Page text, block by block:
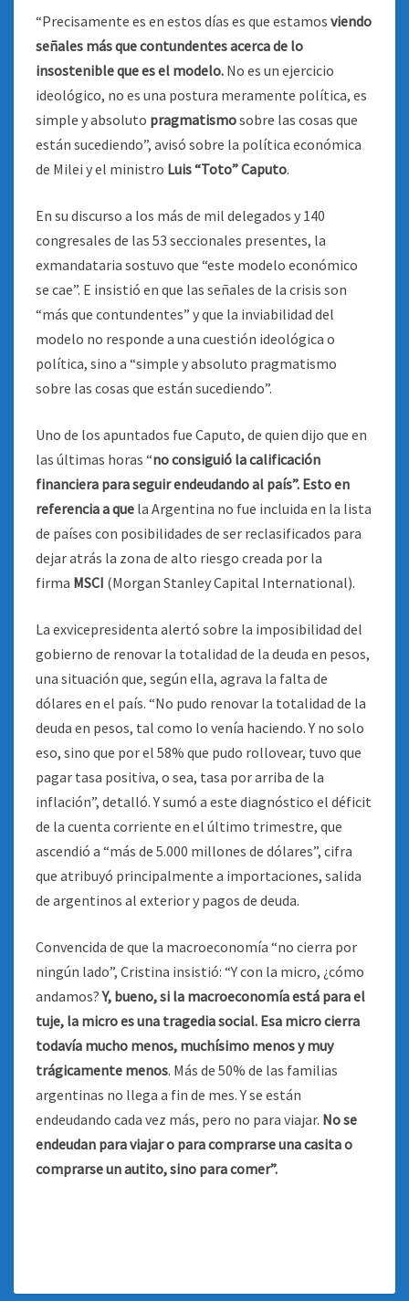
“Precisamente es en estos días es que estamos viendo
señales más que contundentes acerca de lo
insostenible que es el modelo. No es un ejercicio
ideológico, no es una postura meramente política, es
simple y absoluto pragmatismosobre las cosas que
están sucediendo”, avisó sobre la política económica
de Milei y el ministro Luis “Toto” Caputo.
En su discurso a los más de mil delegados y 140
congresales de las 53 seccionales presentes, la
exmandataria sostuvo que “este modelo económico
se cae”. E insistió en que las señales de la crisis son
“más que contundentes” y que la inviabilidad del
modelo no responde a una cuestión ideológica o
política, sino a “simple y absoluto pragmatismo
sobre las cosas que están sucediendo”.
Uno de los apuntados fue Caputo, de quien dijo que en
las últimas horas “no consiguió la calificación
financiera para seguir endeudando al país”. Esto en
referencia a que la Argentina no fue incluida en la lista
de países con posibilidades de ser reclasificados para
dejar atrás la zona de alto riesgo creada por la
firma MSCI (Morgan Stanley Capital International).
La exvicepresidenta alertó sobre la imposibilidad del
gobierno de renovar la totalidad de la deuda en pesos,
una situación que, según ella, agrava la falta de
dólares en el país. “No pudo renovar la totalidad de la
deuda en pesos, tal como lo venía haciendo. Y no solo
eso, sino que por el 58% que pudo rollovear, tuvo que
pagar tasa positiva, o sea, tasa por arriba de la
inflación”, detalló. Y sumó a este diagnóstico el déficit
de la cuenta corriente en el último trimestre, que
ascendió a “más de 5.000 millones de dólares”, cifra
que atribuyó principalmente a importaciones, salida
de argentinos al exterior y pagos de deuda.
Convencida de que la macroeconomía “no cierra por
ningún lado”, Cristina insistió: “Y con la micro, ¿cómo
andamos?Y, bueno, si la macroeconomía está para el
tuje, la micro es una tragedia social. Esa micro cierra
todavía mucho menos, muchísimo menos y muy
trágicamente menos. Más de 50% de las familias
argentinas no llega a fin de mes. Y se están
endeudando cada vez más, pero no para viajar. No se
endeudan para viajar o para comprarse una casita o
comprarse un autito, sino para comer”.